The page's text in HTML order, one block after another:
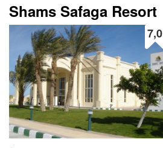
Shams Safaga Resort
7,0